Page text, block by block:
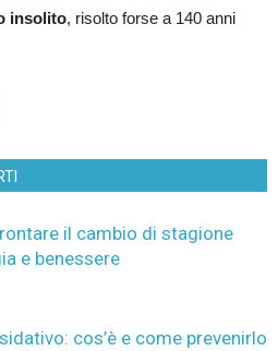
insolito, risolto forse a 140 anni
il cambio di stagione
e benessere
cos’è e come prevenirlo